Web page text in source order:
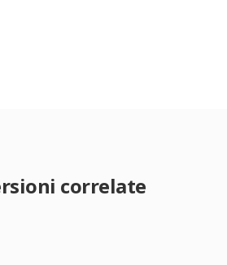
correlate